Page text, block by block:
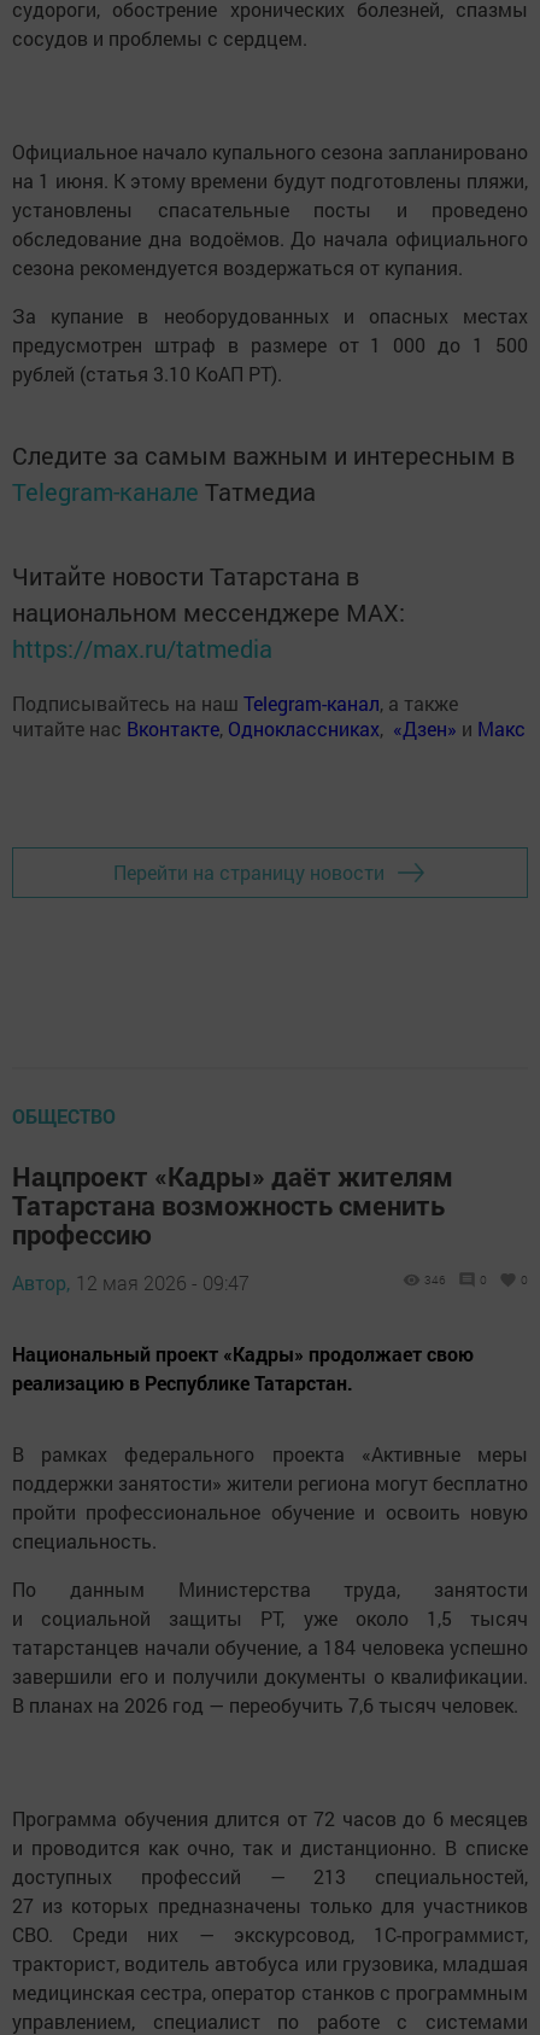
судороги, обострение хронических болезней, спазмы
сосудов и проблемы с сердцем.
Официальное начало купального сезона запланировано
на 1 июня. К этому времени будут подготовлены пляжи,
установлены спасательные посты и проведено
обследование дна водоёмов. До начала официального
сезона рекомендуется воздержаться от купания.
За купание в необорудованных и опасных местах
предусмотрен штраф в размере от 1 000 до 1 500
рублей (статья 3.10 КоАП РТ).
Следите за самым важным и интересным в
Telegram-канале Татмедиа
Читайте новости Татарстана в
национальном мессенджере MАХ:
https://max.ru/tatmedia
Подписывайтесь на наш Telegram-канал, а также
читайте нас Вконтакте, Одноклассниках, «Дзен» и Макс
Перейти на страницу новости
ОБЩЕСТВО
Нацпроект «Кадры» даёт жителям
Татарстана возможность сменить
профессию
Автор, 12 мая 2026 - 09:47 346 0 0
Национальный проект «Кадры» продолжает свою
реализацию в Республике Татарстан.
В рамках федерального проекта «Активные меры
поддержки занятости» жители региона могут бесплатно
пройти профессиональное обучение и освоить новую
специальность.
По данным Министерства труда, занятости
и социальной защиты РТ, уже около 1,5 тысяч
татарстанцев начали обучение, а 184 человека успешно
завершили его и получили документы о квалификации.
В планах на 2026 год — переобучить 7,6 тысяч человек.
Программа обучения длится от 72 часов до 6 месяцев
и проводится как очно, так и дистанционно. В списке
доступных профессий — 213 специальностей,
27 из которых предназначены только для участников
СВО. Среди них — экскурсовод, 1С-программист,
тракторист, водитель автобуса или грузовика, младшая
медицинская сестра, оператор станков с программным
управлением, специалист по работе с системами